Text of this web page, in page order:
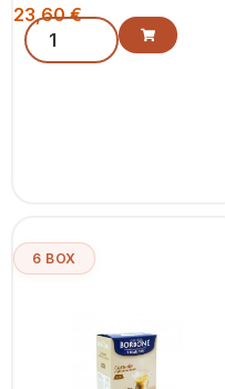
23,60€
6 BOX